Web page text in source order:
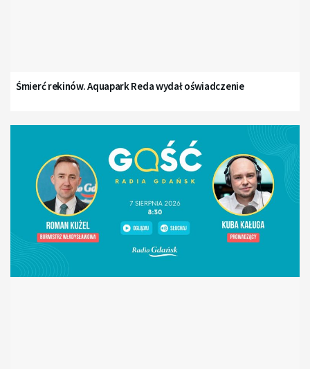
Śmierć rekinów. Aquapark Reda wydał oświadczenie